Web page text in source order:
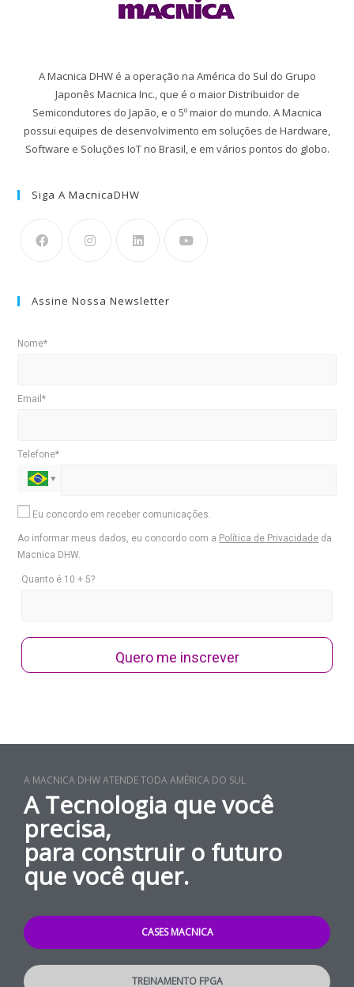
A Macnica DHW é a operação na América do Sul do Grupo
Japonês Macnica Inc., que é o maior Distribuidor de
Semicondutores do Japão, e o 5º maior do mundo. A Macnica
possui equipes de desenvolvimento em soluções de Hardware,
Software e Soluções IoT no Brasil, e em vários pontos do globo.
Siga A MacnicaDHW
Assine Nossa Newsletter
Nome*
Email*
Telefone*
Eu concordo em receber comunicações.
Ao informar meus dados, eu concordo com a Política de Privacidade da
Macnica DHW.
Quanto é 10 + 5?
Quero me inscrever
A MACNICA DHW ATENDE TODA AMÉRICA DO SUL
A Tecnologia que você
precisa,
para construir o futuro
que você quer.
CASES MACNICA
TREINAMENTO FPGA